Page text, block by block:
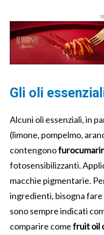
Gli oli
Alcuni oli essenziali, in
(limone, pompelmo,
contengono
fotosensibilizzanti.
macchie pigmentarie.
ingredienti, bisogna
sono sempre indicati
comparire comefruit oil